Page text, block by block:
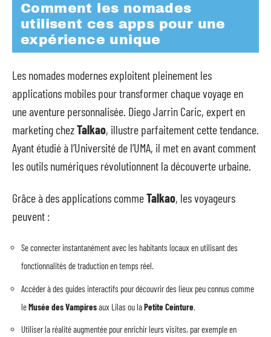
Comment les nomades
utilisent ces apps pour une
expérience unique
Les nomades modernes exploitent pleinement les
applications mobiles pour transformer chaque voyage en
une aventure personnalisée. Diego Jarrin Caric, expert en
marketing chezTalkao, illustre parfaitement cette tendance.
Ayant étudié à l’Université de l’UMA, il met en avant comment
les outils numériques révolutionnent la découverte urbaine.
Grâce à des applications commeTalkao, les voyageurs
peuvent :
Se connecter instantanément avec les habitants locaux en utilisant des
fonctionnalités de traduction en temps réel.
Accéder à des guides interactifs pour découvrir des lieux peu connus comme
leMusée des Vampiresaux Lilas ou laPetite Ceinture.
Utiliser la réalité augmentée pour enrichir leurs visites, par exemple en